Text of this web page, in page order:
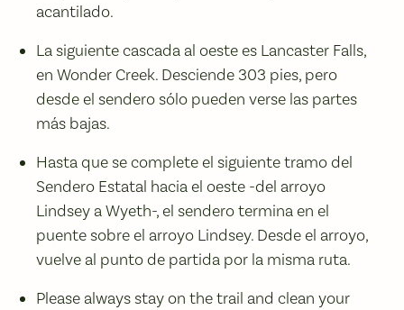
acantilado.
La siguiente cascada al oeste es Lancaster Falls,
en Wonder Creek. Desciende 303 pies, pero
desde el sendero sólo pueden verse las partes
más bajas.
Hasta que se complete el siguiente tramo del
Sendero Estatal hacia el oeste -del arroyo
Lindsey a Wyeth-, el sendero termina en el
puente sobre el arroyo Lindsey. Desde el arroyo,
vuelve al punto de partida por la misma ruta.
Please always stay on the trail and clean your